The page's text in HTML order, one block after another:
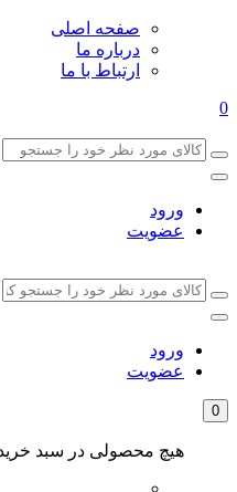
صفحه اصلی
درباره ما
ارتباط با ما
0
ورود
عضویت
ورود
عضویت
0
هیچ محصولی در سبد